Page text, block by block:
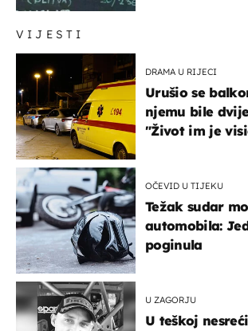
VIJESTI
DRAMA U RIJECI
Urušio se
njemu bile
"Život im je
OČEVID U TIJEKU
Težak sudar
automobila:
poginula
U ZAGORJU
U teškoj